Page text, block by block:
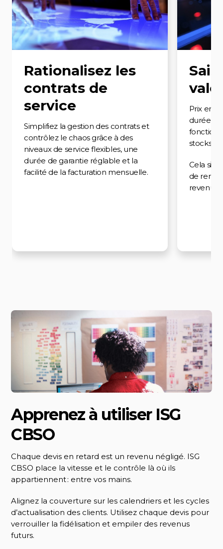
Rationalisez les
contrats de
service
Simplifiez la gestion des contrats et
contrôlez le chaos grâce à des
niveaux de service flexibles, une
durée de garantie réglable et la
facilité de la facturation mensuelle.
Prix en
durée et
fonction
stocks
Cela
de
revenus.
Apprenez à utiliser ISG
CBSO
Chaque devis en retard est un revenu négligé. ISG
CBSO place la vitesse et le contrôle là où ils
appartiennent : entre vos mains.
Alignez la couverture sur les calendriers et les cycles
d’actualisation des clients. Utilisez chaque devis pour
verrouiller la fidélisation et empiler des revenus
futurs.